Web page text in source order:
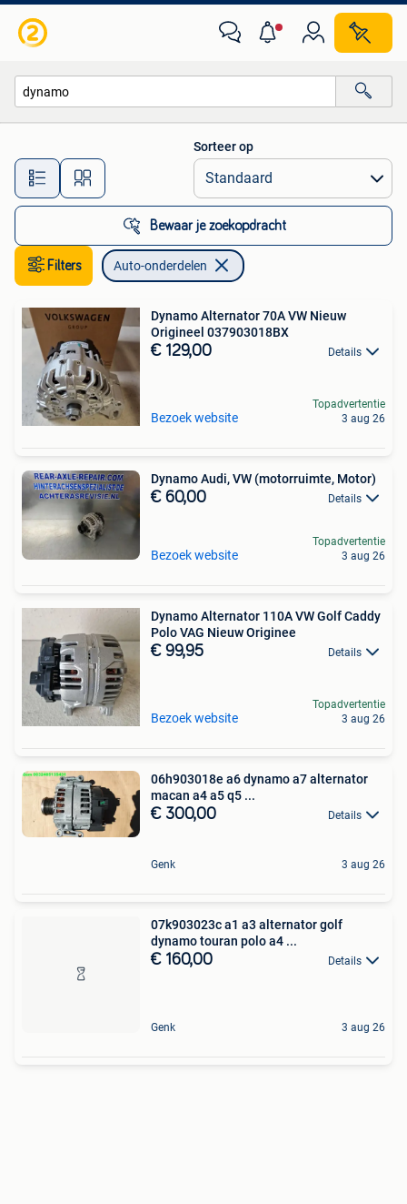
Alle afstanden…
Sorteer op
Bewaar je zoekopdracht
Filters Auto-onderdelen
Dynamo Alternator 70A VW Nieuw
Origineel 037903018BX
€ 129,00 Details
Bezoek website
Topadvertentie
3 aug 26
Dynamo Audi, VW (motorruimte, Motor)
€ 60,00 Details
Bezoek website
Topadvertentie
3 aug 26
Dynamo Alternator 110A VW Golf Caddy
Polo VAG Nieuw Originee
€ 99,95 Details
Bezoek website
Topadvertentie
3 aug 26
06h903018e a6 dynamo a7 alternator
macan a4 a5 q5 ...
€ 300,00 Details
Genk 3 aug 26
07k903023c a1 a3 alternator golf
dynamo touran polo a4 ...
€ 160,00 Details
Genk 3 aug 26